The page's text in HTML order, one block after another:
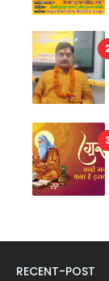
RECENT-POST